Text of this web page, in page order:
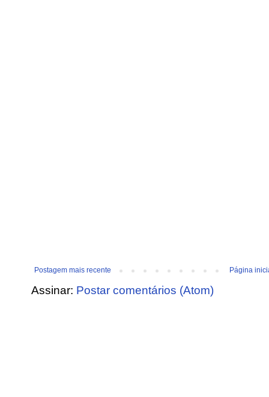
Postagem mais recente Página
Assinar: Postar comentários (Atom)